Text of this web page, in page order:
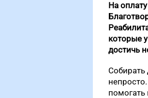
На
которые
достичь
Собирать